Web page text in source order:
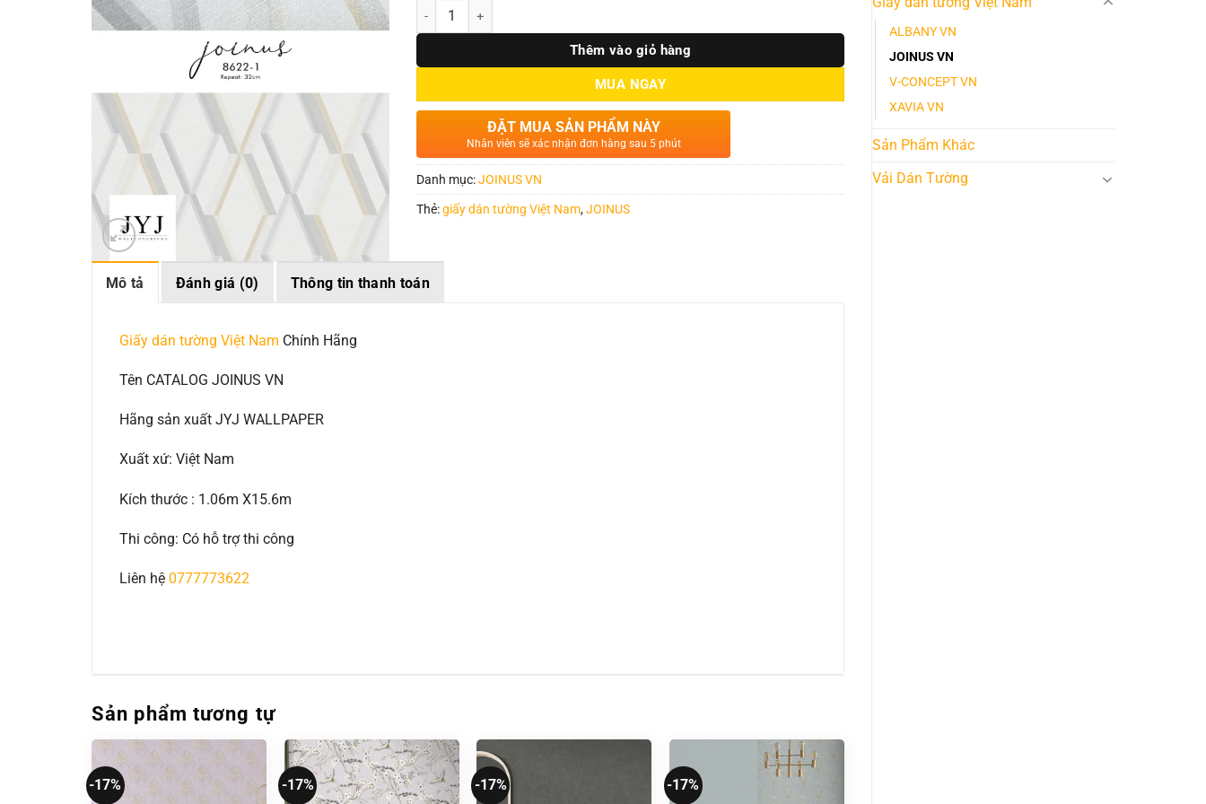
ALBANY VN
JOINUS VN
V-CONCEPT VN
XAVIA VN
Sản Phẩm Khác
Vải Dán Tường
Số lượng
Thêm vào giỏ hàng
MUA NGAY
ĐẶT MUA SẢN PHẨM NÀY
Nhân viên sẽ xác nhận đơn hàng sau 5 phút
Danh mục:JOINUS VN
Thẻ:giấy dán tường Việt Nam,JOINUS
Mô tả Đánh giá (0) Thông tin thanh toán
Giấy dán tường Việt Nam Chính Hãng
Tên CATALOG JOINUS VN
Hãng sản xuất JYJ WALLPAPER
Xuất xứ: Việt Nam
Kích thước : 1.06m X15.6m
Thi công: Có hỗ trợ thi công
Liên hệ 0777773622
Sản phẩm tương tự
-17% -17% -17% -17%